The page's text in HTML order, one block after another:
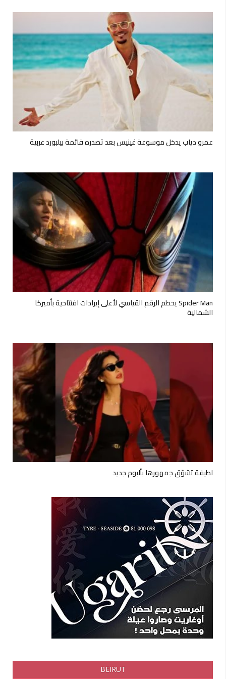
عمرو دياب يدخل موسوعة غينيس بعد تصدره قائمة بيلبورد عربية
Spider Man يحطم الرقم القياسي لأعلى إيرادات افتتاحية بأميركا
الشمالية
لطيفة تشوّق جمهورها بألبوم جديد
BEIRUT